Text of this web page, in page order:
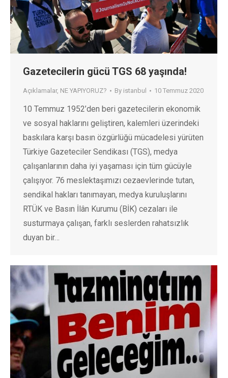
Gazetecilerin gücü TGS 68 yaşında!
Açıklamalar, NE YAPIYORUZ? By istanbul 10 Temmuz 2020
10 Temmuz 1952’den beri gazetecilerin ekonomik
ve sosyal haklarını geliştiren, kalemleri üzerindeki
baskılara karşı basın özgürlüğü mücadelesi yürüten
Türkiye Gazeteciler Sendikası (TGS), medya
çalışanlarının daha iyi yaşaması için tüm gücüyle
çalışıyor. 76 meslektaşımızı cezaevlerinde tutan,
sendikal hakları tanımayan, medya kuruluşlarını
RTÜK ve Basın İlân Kurumu (BİK) cezaları ile
susturmaya çalışan, farklı seslerden rahatsızlık
duyan bir…